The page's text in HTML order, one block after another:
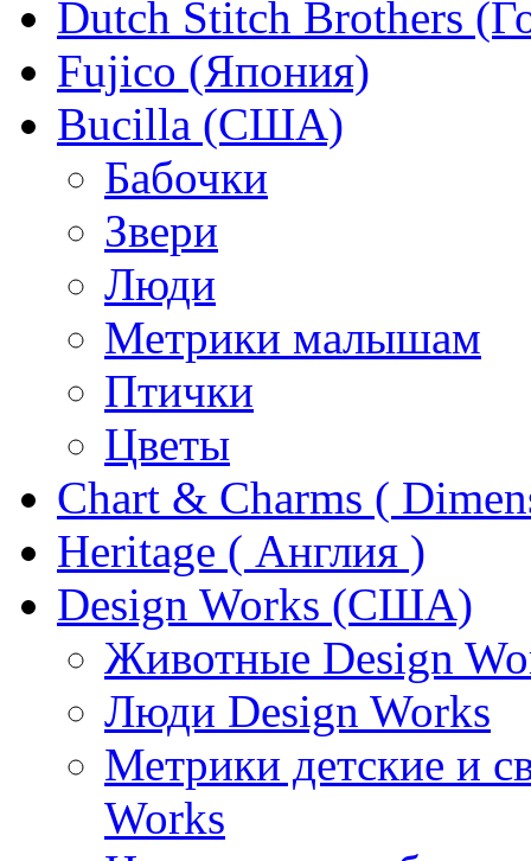
Dutch Stitch Brothers
Fujico (Япония)
Bucilla (США)
Бабочки
Звери
Люди
Метрики малышам
Птички
Цветы
Chart & Charms (
Heritage ( Англия )
Design Works (США)
Животные Design
Люди Design Works
Метрики детские и
Works